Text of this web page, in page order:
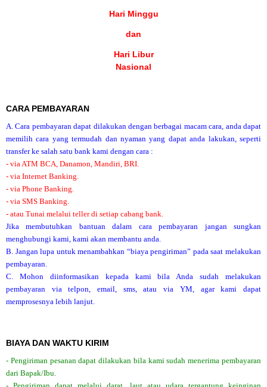
Hari Minggu
dan
Hari Libur
Nasional
CARA PEMBAYARAN
A. Cara pembayaran dapat dilakukan dengan berbagai macam cara, anda dapat
memilih cara yang termudah dan nyaman yang dapat anda lakukan, seperti
transfer ke salah satu bank kami dengan cara :
- via ATM BCA, Danamon, Mandiri, BRI.
- via Internet Banking.
- via Phone Banking.
- via SMS Banking.
- atau Tunai melalui teller di setiap cabang bank.
Jika membutuhkan bantuan dalam cara pembayaran jangan sungkan
menghubungi kami, kami akan membantu anda.
B. Jangan lupa untuk menambahkan “biaya pengiriman” pada saat melakukan
pembayaran.
C. Mohon diinformasikan kepada kami bila Anda sudah melakukan
pembayaran via telpon, email, sms, atau via YM, agar kami dapat
memprosesnya lebih lanjut.
BIAYA DAN WAKTU KIRIM
- Pengiriman pesanan dapat dilakukan bila kami sudah menerima pembayaran
dari Bapak/Ibu.